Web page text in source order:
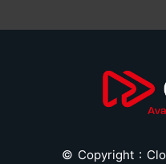
© Copyright :